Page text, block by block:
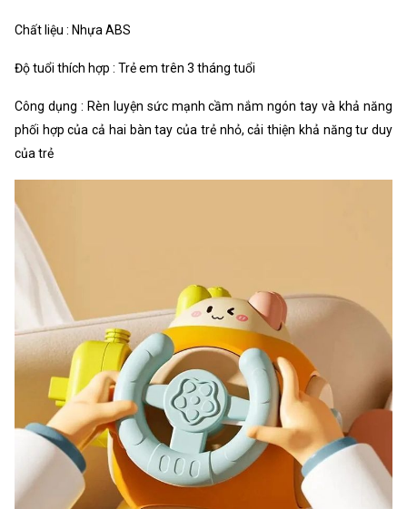
Chất liệu : Nhựa ABS
Độ tuổi thích hợp : Trẻ em trên 3 tháng tuổi
Công dụng : Rèn luyện sức mạnh cầm nắm ngón tay và khả năng
phối hợp của cả hai bàn tay của trẻ nhỏ, cải thiện khả năng tư duy
của trẻ